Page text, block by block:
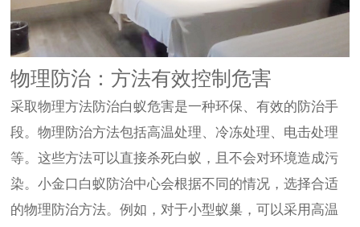
物理防治：方法有效控制危害
采取物理方法防治白蚁危害是一种环保、有效的防治手
段。物理防治方法包括高温处理、冷冻处理、电击处理
等。这些方法可以直接杀死白蚁，且不会对环境造成污
染。小金口白蚁防治中心会根据不同的情况，选择合适
的物理防治方法。例如，对于小型蚁巢，可以采用高温